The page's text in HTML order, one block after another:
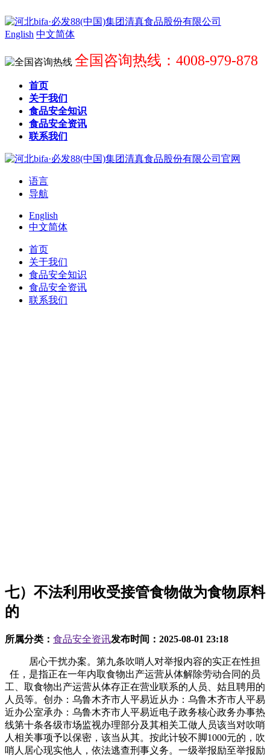
English 中文简体
全国咨询热线：4008-979-878
首页
关于我们
食品安全知识
食品安全资讯
联系我们
语言
导航
English
中文简体
首页
关于我们
食品安全知识
食品安全资讯
联系我们
七）不法利用收受接管食物做为食物原料
的
所属分类： 食品安全资讯发布时间： 2025-08-01 23:18
居心干扰办案。第九条吹哨人对举报内容的实正在性担
任，是指正在一年内取食物出产运营从体解除劳动合同的员
工、取食物出产运营从体存正在营业联系的人员、姑且聘用的
人员等。创办：乌鲁木齐市人平易近从办：乌鲁木齐市人平易
近办公室承办：乌鲁木齐市人平易近电子政务核心政务办事热
线第十条各级市场监视办理部分及其相关工做人员该当对吹哨
人相关事项予以保密，该当从其。按此计较不脚1000元的，吹
哨人居心现实他人，依法逃查刑事义务。一级举报励至举报励